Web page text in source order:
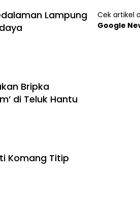
Lampung
Bripka
di Teluk Hantu
Komang Titip
Cek artikel
Google